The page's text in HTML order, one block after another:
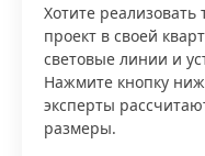
Хотите
проект в своей
световые линии и
Нажмите кнопку
эксперты
размеры.